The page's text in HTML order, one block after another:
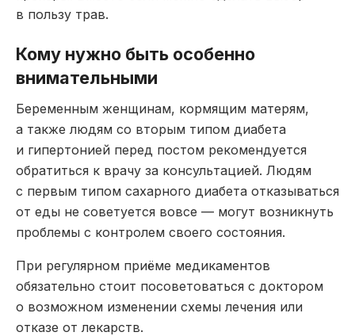
в пользу трав.
Кому нужно быть особенно
внимательными
Беременным женщинам, кормящим матерям,
а также людям со вторым типом диабета
и гипертонией перед постом рекомендуется
обратиться к врачу за консультацией. Людям
с первым типом сахарного диабета отказываться
от еды не советуется вовсе — могут возникнуть
проблемы с контролем своего состояния.
При регулярном приёме медикаментов
обязательно стоит посоветоваться с доктором
о возможном изменении схемы лечения или
отказе от лекарств.